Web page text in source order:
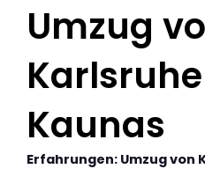
Umzug
Kaunas
Erfahrungen: Umzug von